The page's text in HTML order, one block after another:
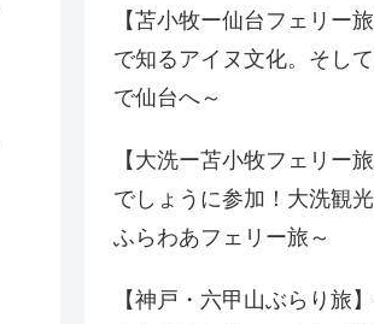
【苫小牧ー仙台フェリー
で知るアイヌ文化。そし
で仙台へ～
【大洗ー苫小牧フェリー
でしょうに参加！大洗観
ふらわあフェリー旅～
【神戸・六甲山ぶらり旅